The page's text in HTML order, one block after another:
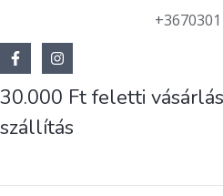
30.000 Ft feletti
szállítás